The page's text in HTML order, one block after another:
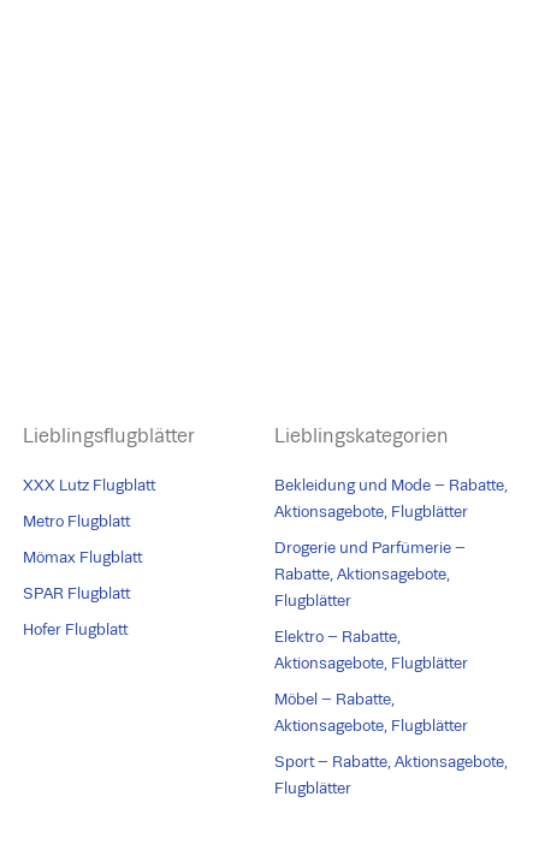
Lieblingsflugblätter
XXX Lutz Flugblatt
Metro Flugblatt
Mömax Flugblatt
SPAR Flugblatt
Hofer Flugblatt
Lieblingskategorien
Bekleidung und Mode – Rabatte,
Aktionsagebote, Flugblätter
Drogerie und Parfümerie –
Rabatte, Aktionsagebote,
Flugblätter
Elektro – Rabatte,
Aktionsagebote, Flugblätter
Möbel – Rabatte,
Aktionsagebote, Flugblätter
Sport – Rabatte, Aktionsagebote,
Flugblätter